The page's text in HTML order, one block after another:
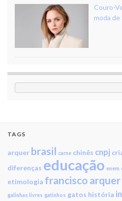
Couro-
moda
TAGS
arquer brasil carne chinês cnpj
diferenças educação enem
etimologia francisco
galinhas livres gatinhos gatos história